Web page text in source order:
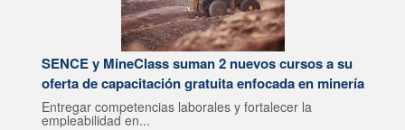
SENCE y MineClass suman 2 nuevos cursos a su
oferta de capacitación gratuita enfocada en minería
Entregar competencias laborales y fortalecer la
empleabilidad en...